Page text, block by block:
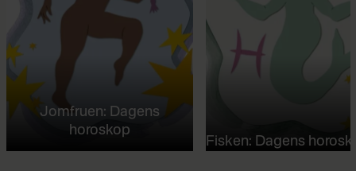
Jomfruen: Dagens
horoskop
Fisken: Dagens